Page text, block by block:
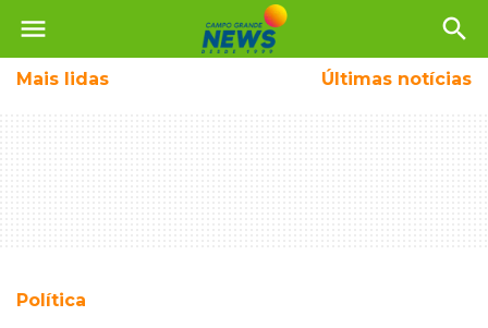
menu search
Mais lidas Últimas notícias
Política